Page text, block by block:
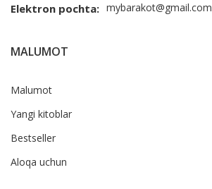
Elektron pochta: mybarakot@gmail.com
MALUMOT
Malumot
Yangi kitoblar
Bestseller
Aloqa uchun